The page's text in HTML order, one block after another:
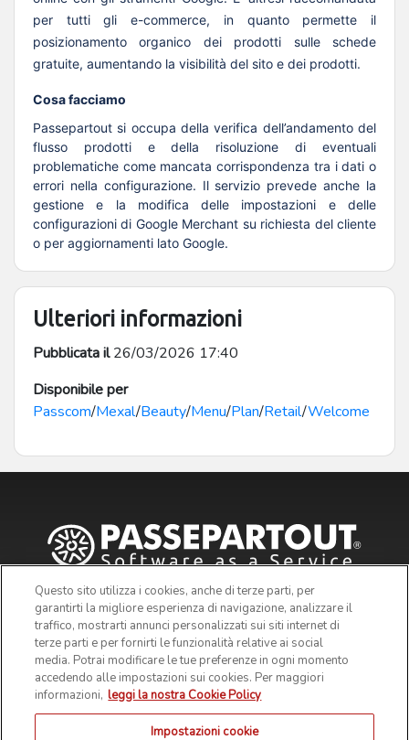
per tutti gli e-commerce, in quanto permette il
posizionamento organico dei prodotti sulle schede
gratuite, aumentando la visibilità del sito e dei prodotti.
Cosa facciamo
Passepartout si occupa della verifica dell’andamento del
flusso prodotti e della risoluzione di eventuali
problematiche come mancata corrispondenza tra i dati o
errori nella configurazione. Il servizio prevede anche la
gestione e la modifica delle impostazioni e delle
configurazioni di Google Merchant su richiesta del cliente
o per aggiornamenti lato Google.
Ulteriori informazioni
Pubblicata il26/03/2026 17:40
Disponibile per
Passcom/Mexal/Beauty/Menu/Plan/Retail/Welcome
© 2019 Passepartout s.p.a. - c/o SM HUB - Via Consiglio dei
Questo sito utilizza i cookies, anche di terze parti, per
garantirti la migliore esperienza di navigazione, analizzare il
traffico, mostrarti annunci personalizzati sui siti internet di
terze parti e per fornirti le funzionalità relative ai social
media. Potrai modificare le tue preferenze in ogni momento
accedendo alle impostazioni sui cookies. Per maggiori
informazioni, leggi la nostra Cookie Policy
Impostazioni cookie